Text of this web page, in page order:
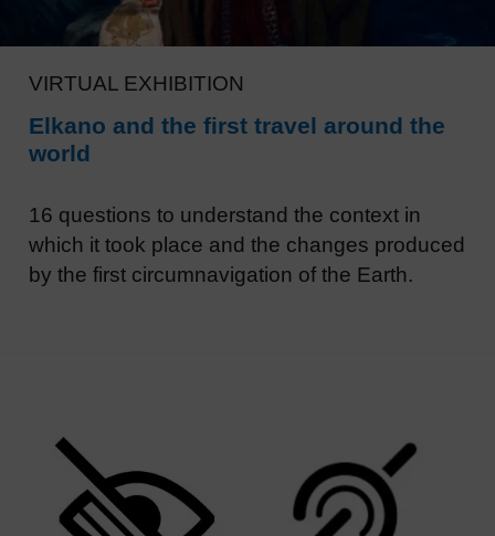
VIRTUAL EXHIBITION
Elkano and the first travel around the
world
16 questions to understand the context in
which it took place and the changes produced
by the first circumnavigation of the Earth.